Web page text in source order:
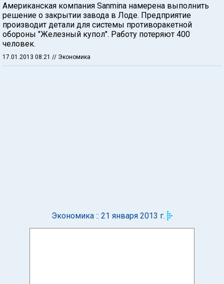
Американская компания Sanmina намерена выполнить
решение о закрытии завода в Лоде. Предприятие
производит детали для системы противоракетной
обороны "Железный купол". Работу потеряют 400
человек.
17.01.2013 08:21 // Экономика
Экономика :: 21 января 2013 г.